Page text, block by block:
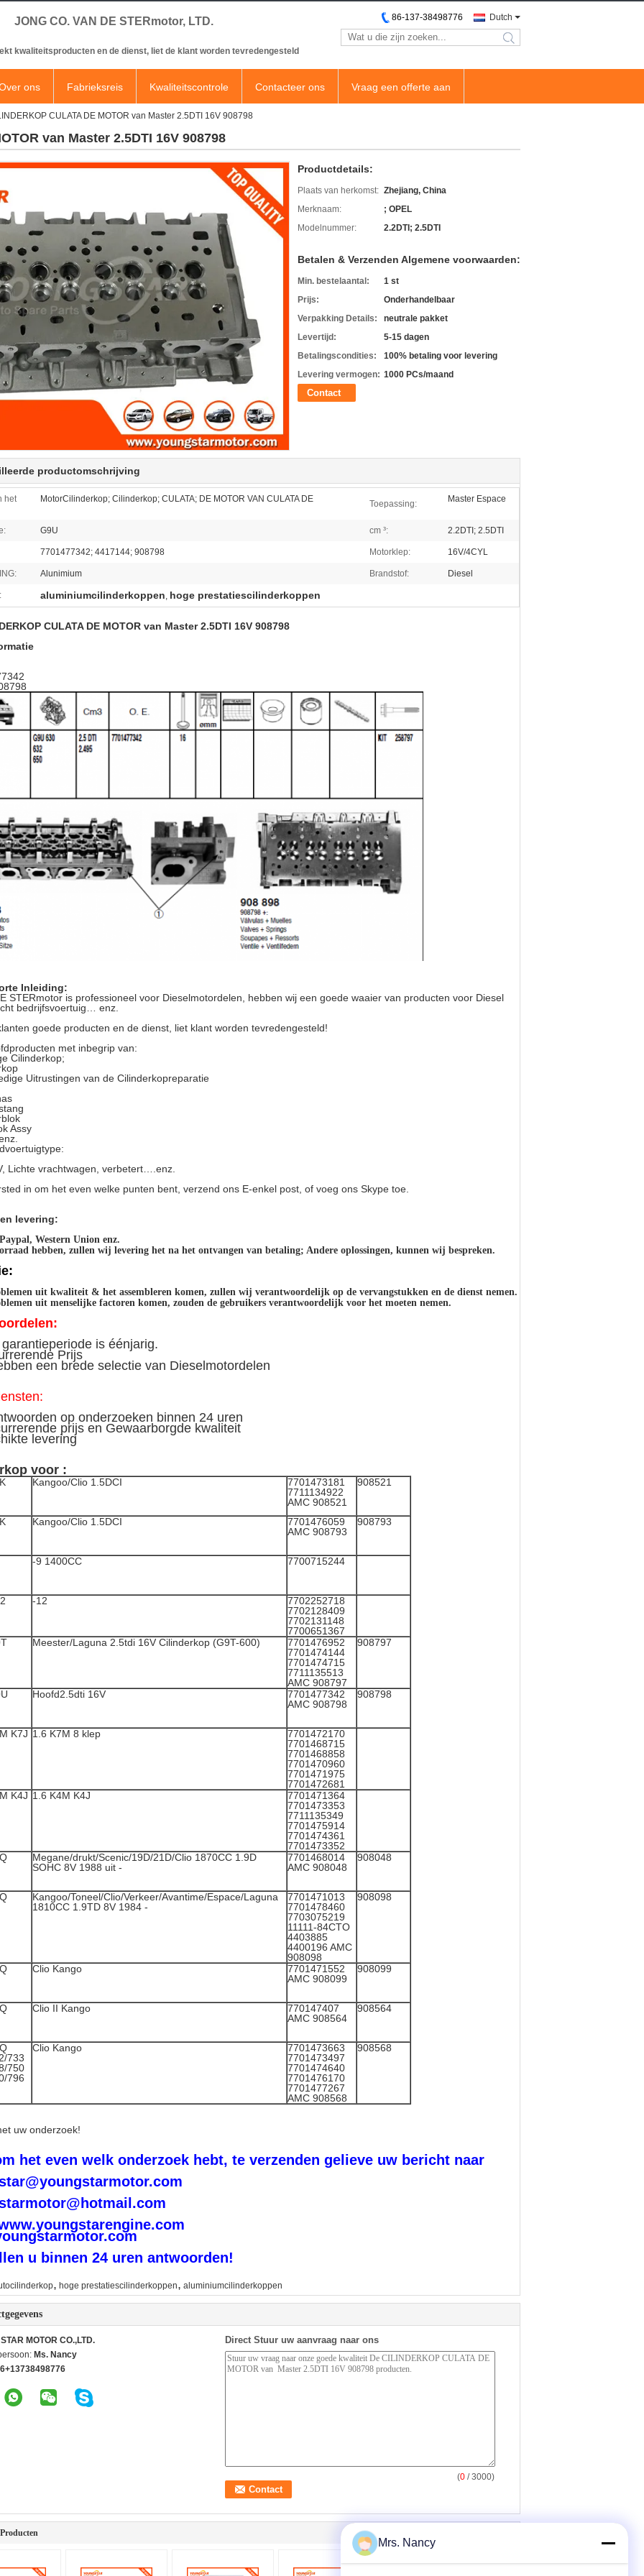
JONG CO. VAN DE STERmotor, LTD.
kwaliteitsproducten en de dienst, liet de klant worden tevredengesteld
Dutch
86-137-38498776
search
ons Fabrieksreis Kwaliteitscontrole Contacteer ons Vraag een offerte aan
CULATA DE MOTOR van Master 2.5DTI 16V 908798
van Master 2.5DTI 16V 908798
Productdetails:
Plaats van herkomst: Zhejiang, China
Merknaam:
; OPEL
Modelnummer:
2.2DTI; 2.5DTI
Betalen & Verzenden Algemene voorwaarden:
Min. bestelaantal:
1 st
Prijs:
Onderhandelbaar
Verpakking Details:
neutrale pakket
Levertijd:
5-15 dagen
Betalingscondities:
100% betaling voor levering
Levering vermogen: 1000 PCs/maand
Contact
productomschrijving
het
MotorCilinderkop; Cilinderkop; CULATA; DE MOTOR VAN CULATA DE Toepassing: Master Espace
G9U cm ³: 2.2DTI; 2.5DTI
7701477342; 4417144; 908798 Motorklep: 16V/4CYL
Alunimium Brandstof: Diesel
aluminiumcilinderkoppen, hoge prestatiescilinderkoppen
CULATA DE MOTOR van Master 2.5DTI 16V 908798
Inleiding:
STERmotor is professioneel voor Dieselmotordelen, hebben wij een goede waaier van producten voor Diesel
bedrijfsvoertuig… enz.
goede producten en de dienst, liet klant worden tevredengesteld!
met inbegrip van:
Cilinderkop;
Uitrustingen van de Cilinderkopreparatie
Assy
Lichte vrachtwagen, verbetert….enz.
in om het even welke punten bent, verzend ons E-enkel post, of voeg ons Skype toe.
levering:
Western Union enz.
hebben, zullen wij levering het na het ontvangen van betaling; Andere oplossingen, kunnen wij bespreken.
uit kwaliteit & het assembleren komen, zullen wij verantwoordelijk op de vervangstukken en de dienst nemen.
uit menselijke factoren komen, zouden de gebruikers verantwoordelijk voor het moeten nemen.
is éénjarig.
Prijs
een brede selectie van Dieselmotordelen
op onderzoeken binnen 24 uren
prijs en Gewaarborgde kwaliteit
levering
voor :
Kangoo/Clio 1.5DCI
7701473181
7711134922
AMC 908521
908521
Kangoo/Clio 1.5DCI
7701476059
AMC 908793
908793
-9 1400CC 7700715244
-12
7702252718
7702128409
7702131148
7700651367
Meester/Laguna 2.5tdi 16V Cilinderkop (G9T-600)
7701476952
7701474144
7701474715
7711135513
AMC 908797
908797
Hoofd2.5dti 16V
7701477342
AMC 908798
908798
K7J 1.6 K7M 8 klep
7701472170
7701468715
7701468858
7701470960
7701471975
7701472681
K4J 1.6 K4M K4J
7701471364
7701473353
7711135349
7701475914
7701474361
7701473352
Megane/drukt/Scenic/19D/21D/Clio 1870CC 1.9D
SOHC 8V 1988 uit -
7701468014
AMC 908048
908048
Kangoo/Toneel/Clio/Verkeer/Avantime/Espace/Laguna
1810CC 1.9TD 8V 1984 -
7701471013
7701478460
7703075219
11111-84CTO
4403885
4400196 AMC
908098
908098
Clio Kango
7701471552
AMC 908099
908099
Clio II Kango
770147407
AMC 908564
908564
733
750
796
Clio Kango
7701473663
7701473497
7701474640
7701476170
7701477267
AMC 908568
908568
uw onderzoek!
het even welk onderzoek hebt, te verzenden gelieve uw bericht naar
u binnen 24 uren antwoorden!
, hoge prestatiescilinderkoppen, aluminiumcilinderkoppen
MOTOR CO.,LTD.
Ms. Nancy
Direct Stuur uw aanvraag naar ons
(0 / 3000)
Mrs. Nancy